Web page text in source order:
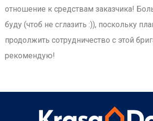
отношение к средствам заказчика!
буду (чтоб не сглазить :)), поскольку
продолжить сотрудничество с этой
рекомендую!